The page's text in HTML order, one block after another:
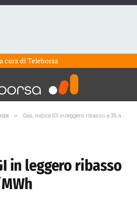
cura diTeleborsa
» Gas, indice IGI in leggero ribasso a 35,45 euro/MWh
in leggero ribasso